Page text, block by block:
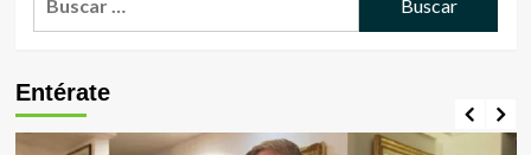
Entérate